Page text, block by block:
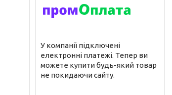
У компанії підключені
електронні платежі. Тепер ви
можете купити будь-який товар
не покидаючи сайту.